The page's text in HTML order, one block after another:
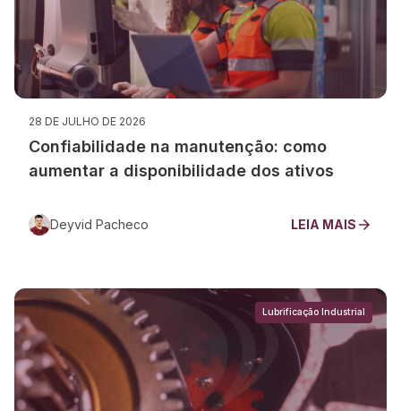
28 DE JULHO DE 2026
Confiabilidade na manutenção: como
aumentar a disponibilidade dos ativos
Deyvid Pacheco LEIA MAIS
Lubrificação Industrial